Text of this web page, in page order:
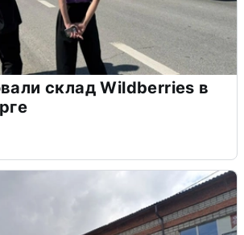
склад Wildberries в